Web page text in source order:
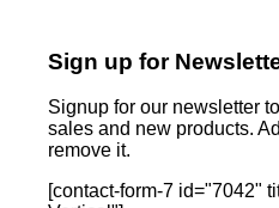
Sign up for
Signup for our newsletter
sales and new products.
remove it.
[contact-form-7 id="7042"